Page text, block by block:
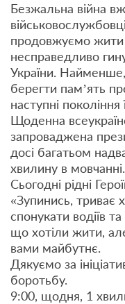
Безжальна війна
продовжуємо
несправедливо
України.
берегти памʼять
наступні покоління
Щоденна
запроваджена
досі багатьом
хвилину в мовчанні.
Сьогодні рідні
«Зупинись, триває
спонукати водіїв
що хотіли жити,
вами майбутнє.
Дякуємо за
боротьбу.
9:00, щодня, 1